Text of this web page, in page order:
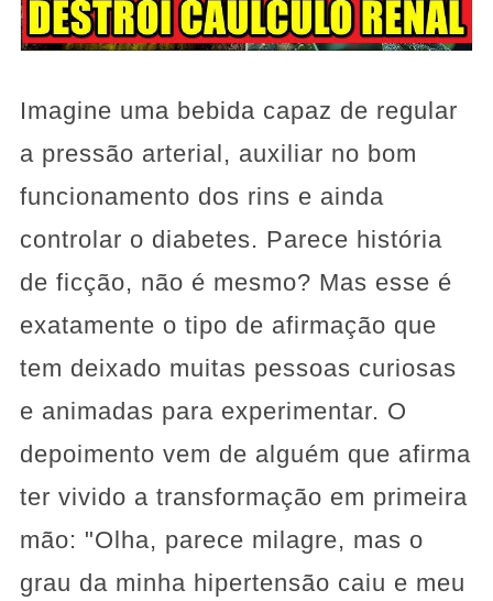
Imagine uma bebida capaz de regular
a pressão arterial, auxiliar no bom
funcionamento dos rins e ainda
controlar o diabetes. Parece história
de ficção, não é mesmo? Mas esse é
exatamente o tipo de afirmação que
tem deixado muitas pessoas curiosas
e animadas para experimentar. O
depoimento vem de alguém que afirma
ter vivido a transformação em primeira
mão: "Olha, parece milagre, mas o
grau da minha hipertensão caiu e meu